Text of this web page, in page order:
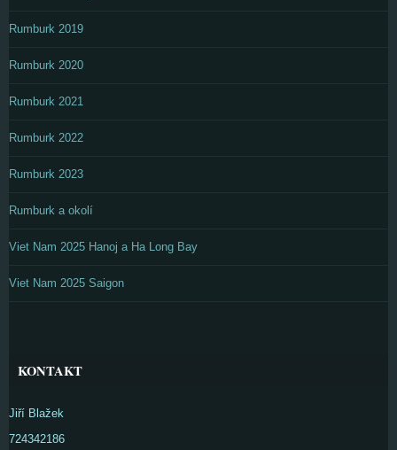
Rumburk 2019
Rumburk 2020
Rumburk 2021
Rumburk 2022
Rumburk 2023
Rumburk a okolí
Viet Nam 2025 Hanoj a Ha Long Bay
Viet Nam 2025 Saigon
KONTAKT
Jiří Blažek
724342186